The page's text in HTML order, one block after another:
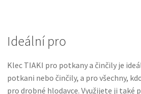
Ideální pro
Klec TIAKI pro potkany a činčily je
potkani nebo činčily, a pro všechny,
pro drobné hlodavce. Využijete ji